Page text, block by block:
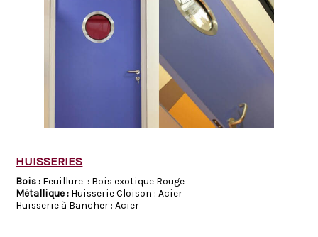
HUISSERIES
Bois : Feuillure : Bois exotique Rouge
Métallique : Huisserie Cloison : Acier
Huisserie à Bancher : Acier